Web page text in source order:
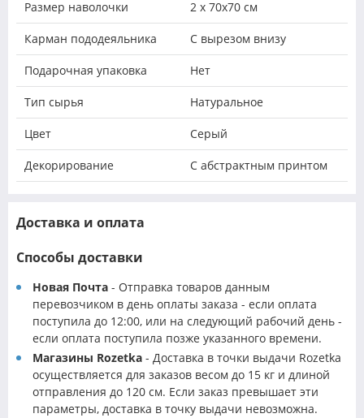
Размер наволочки 2 х 70х70 см
Карман пододеяльника С вырезом внизу
Подарочная упаковка Нет
Тип сырья Натуральное
Цвет Серый
Декорирование С абстрактным принтом
Доставка и оплата
Способы доставки
Новая Почта - Отправка товаров данным
перевозчиком в день оплаты заказа - если оплата
поступила до 12:00, или на следующий рабочий день -
если оплата поступила позже указанного времени.
Магазины Rozetka - Доставка в точки выдачи Rozetka
осуществляется для заказов весом до 15 кг и длиной
отправления до 120 см. Если заказ превышает эти
параметры, доставка в точку выдачи невозможна.